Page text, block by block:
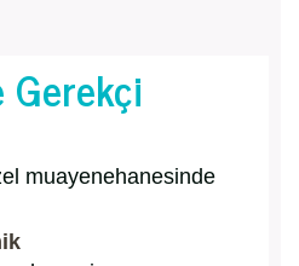
Gerekçi
muayenehanesinde